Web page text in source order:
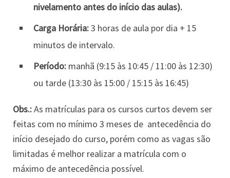
nivelamento antes do início das aulas).
Carga Horária:3 horas de aula por dia + 15
minutos de intervalo.
Período: manhã (9:15 às 10:45 / 11:00 às 12:30)
ou tarde (13:30 às 15:00 / 15:15 às 16:45)
Obs.:As matrículas para os cursos curtos devem ser
feitas com no mínimo 3 meses de antecedência do
início desejado do curso, porém como as vagas são
limitadas é melhor realizar a matrícula com o
máximo de antecedência possível.